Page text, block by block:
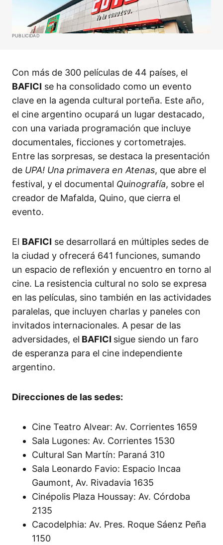
PUBLICIDAD
Con más de 300 películas de 44 países, el
BAFICI se ha consolidado como un evento
clave en la agenda cultural porteña. Este año,
el cine argentino ocupará un lugar destacado,
con una variada programación que incluye
documentales, ficciones y cortometrajes.
Entre las sorpresas, se destaca la presentación
de UPA! Una primavera en Atenas, que abre el
festival, y el documental Quinografía, sobre el
creador de Mafalda, Quino, que cierra el
evento.
El BAFICI se desarrollará en múltiples sedes de
la ciudad y ofrecerá 641 funciones, sumando
un espacio de reflexión y encuentro en torno al
cine. La resistencia cultural no solo se expresa
en las películas, sino también en las actividades
paralelas, que incluyen charlas y paneles con
invitados internacionales. A pesar de las
adversidades, el BAFICI sigue siendo un faro
de esperanza para el cine independiente
argentino.
Direcciones de las sedes:
Cine Teatro Alvear: Av. Corrientes 1659
Sala Lugones: Av. Corrientes 1530
Cultural San Martín: Paraná 310
Sala Leonardo Favio: Espacio Incaa
Gaumont, Av. Rivadavia 1635
Cinépolis Plaza Houssay: Av. Córdoba
2135
Cacodelphia: Av. Pres. Roque Sáenz Peña
1150